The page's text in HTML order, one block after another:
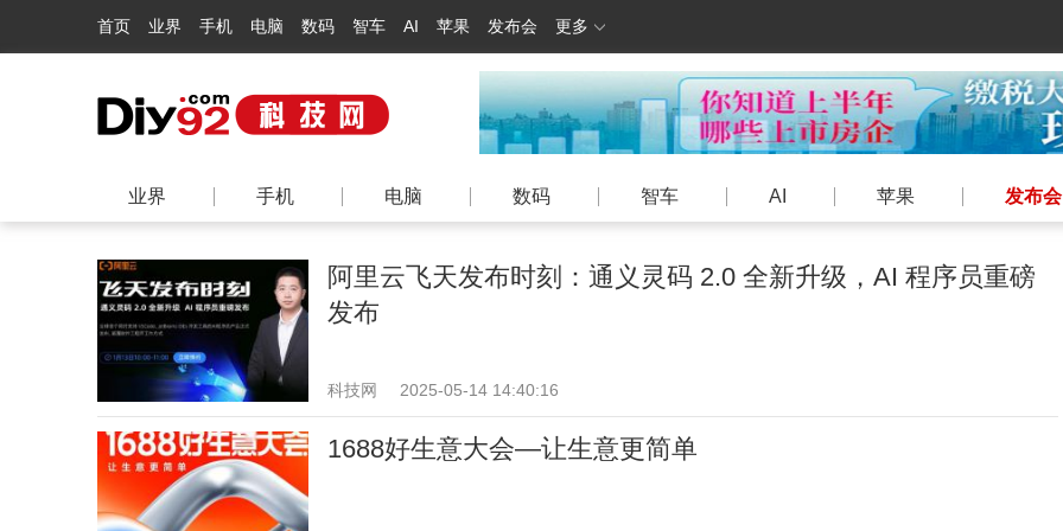
首页 业界 手机 电脑 数码 智车 AI 苹果 发布会 更多
业界 手机 电脑 数码 智车 AI 苹果 发布会
阿里云飞天发布时刻：通义灵码 2.0 全新升级，AI 程序员重磅
发布
科技网 2025-05-14 14:40:16
1688好生意大会—让生意更简单